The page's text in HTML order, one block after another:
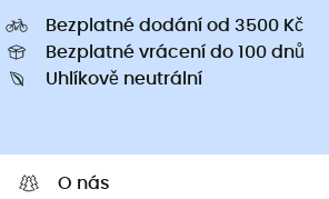
Bezplatné dodání od 3500 Kč
Bezplatné vrácení do 100 dnů
Uhlíkově neutrální
O nás